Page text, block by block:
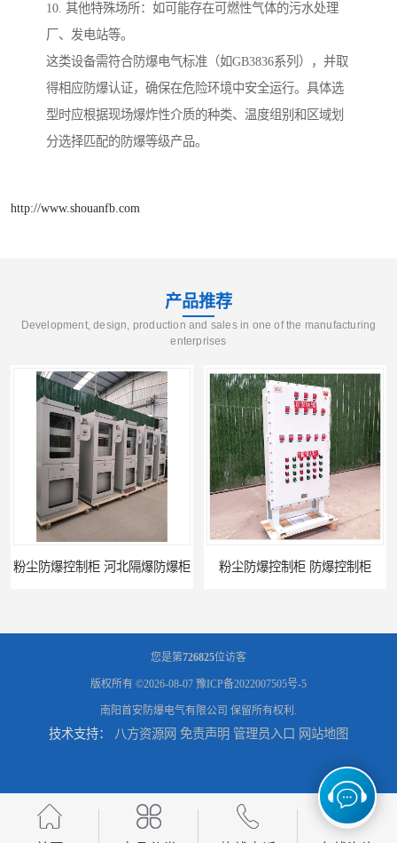
10. 其他特殊场所：如可能存在可燃性气体的污水处理
厂、发电站等。
这类设备需符合防爆电气标准（如GB3836系列），并取
得相应防爆认证，确保在危险环境中安全运行。具体选
型时应根据现场爆炸性介质的种类、温度组别和区域划
分选择匹配的防爆等级产品。
http://www.shouanfb.com
产品推荐
Development, design, production and sales in one of the manufacturing
enterprises
粉尘防爆控制柜 防爆控制柜
防腐防尘防爆控制柜 广西不锈钢防爆柜 防腐防尘防爆控制柜 湖北防爆控制箱
您是第726825位访客
版权所有 ©2026-08-07 豫ICP备2022007505号-5
南阳首安防爆电气有限公司 保留所有权利.
技术支持： 八方资源网 免责声明 管理员入口 网站地图